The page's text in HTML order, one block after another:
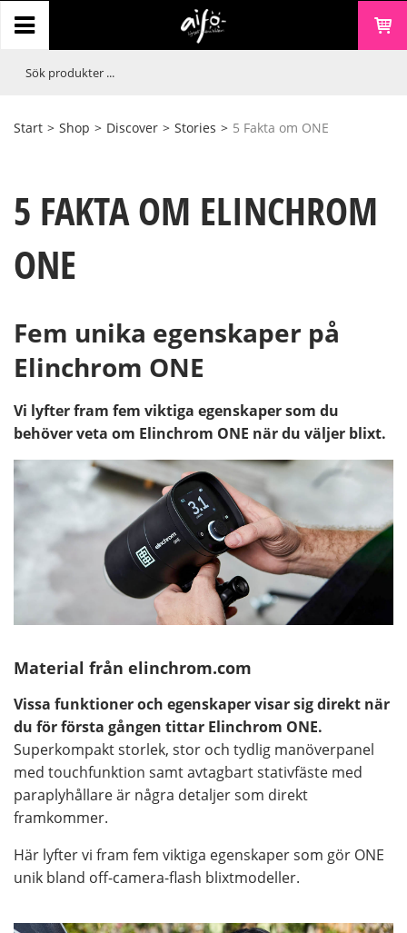
Start > Shop > Discover > Stories > 5 Fakta om ONE
5 FAKTA OM ELINCHROM
ONE
Fem unika egenskaper på
Elinchrom ONE
Vi lyfter fram fem viktiga egenskaper som du
behöver veta om Elinchrom ONE när du väljer blixt.
Material från elinchrom.com
Vissa funktioner och egenskaper visar sig direkt när
du för första gången tittar Elinchrom ONE.
Superkompakt storlek, stor och tydlig manöverpanel
med touchfunktion samt avtagbart stativfäste med
paraplyhållare är några detaljer som direkt
framkommer.
Här lyfter vi fram fem viktiga egenskaper som gör ONE
unik bland off-camera-flash blixtmodeller.